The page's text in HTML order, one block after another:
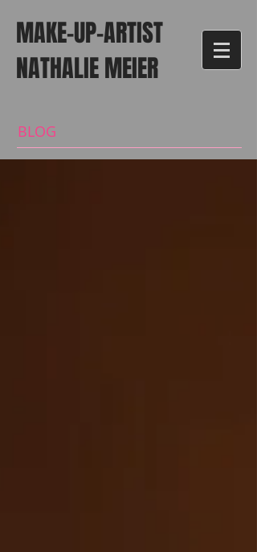
MAKE-UP-ARTIST
NATHALIE MEIER
BLOG